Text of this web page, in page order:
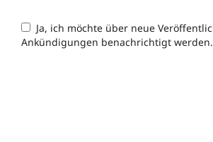
Ankündigungen benachrichtigt werden.